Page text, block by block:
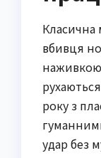
вбивця
року з
удар без